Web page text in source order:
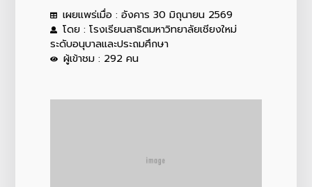
เผยแพร่เมื่อ : อังคาร 30 มิถุนายน 2569
โดย : โรงเรียนสาธิตมหาวิทยาลัยเชียงใหม่
ระดับอนุบาลและประถมศึกษา
ผู้เข้าชม : 292 คน